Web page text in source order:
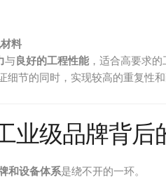
料
与良好的工程性能 ，适合高要求
节的同时，实现较高的重复性和
业级品牌背后
和设备体系是绕不开的一环。